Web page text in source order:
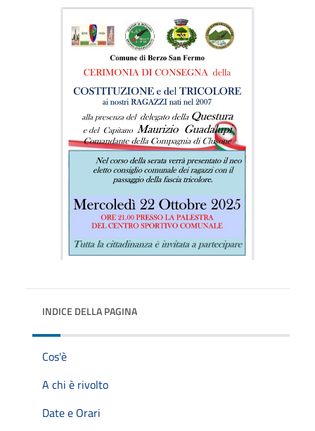
INDICE DELLA PAGINA
Cos'è
A chi è rivolto
Date e Orari